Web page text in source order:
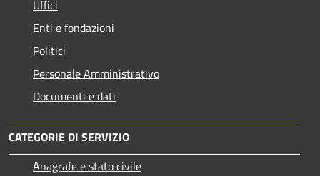
Uffici
Enti e fondazioni
Politici
Personale Amministrativo
Documenti e dati
CATEGORIE DI SERVIZIO
Anagrafe e stato civile